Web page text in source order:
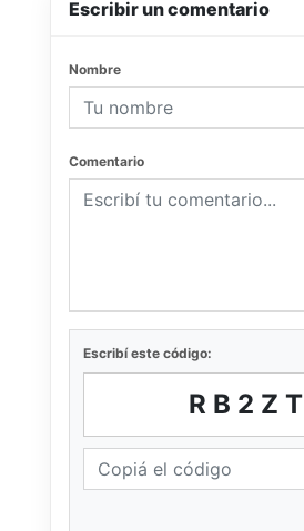
Escribir un comentario
Nombre
Comentario
Escribí este código:
RB2ZT